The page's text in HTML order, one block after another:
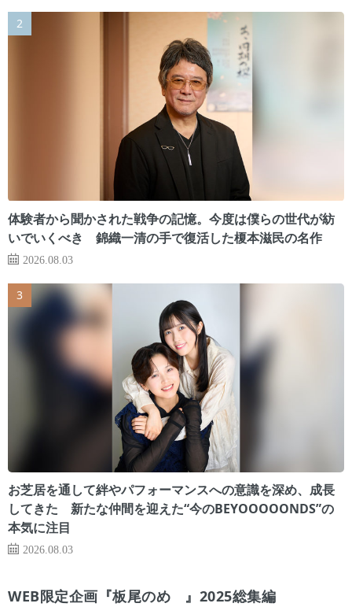
体験者から聞かされた戦争の記憶。今度は僕らの世代が紡
いでいくべき 錦織一清の手で復活した榎本滋民の名作
2026.08.03
お芝居を通して絆やパフォーマンスへの意識を深め、成長
してきた 新たな仲間を迎えた“今のBEYOOOOONDS”の
本気に注目
2026.08.03
WEB限定企画『板尾のめ゙』2025総集編